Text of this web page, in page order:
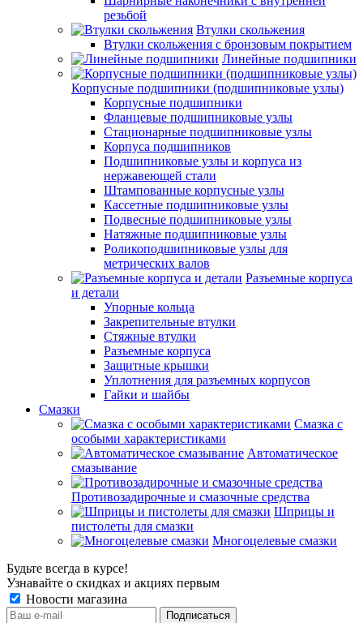
резьбой
Втулки скольжения
Втулки скольжения с бронзовым покрытием
Линейные подшипники
Корпусные подшипники (подшипниковые узлы)
Корпусные подшипники
Фланцевые подшипниковые узлы
Стационарные подшипниковые узлы
Корпуса подшипников
Подшипниковые узлы и корпуса из
нержавеющей стали
Штампованные корпусные узлы
Кассетные подшипниковые узлы
Подвесные подшипниковые узлы
Натяжные подшипниковые узлы
Роликоподшипниковые узлы для
метрических валов
Разъемные корпуса
и детали
Упорные кольца
Закрепительные втулки
Стяжные втулки
Разъемные корпуса
Защитные крышки
Уплотнения для разъемных корпусов
Гайки и шайбы
Смазки
Смазка с
особыми характеристиками
Автоматическое
смазывание
Противозадирочные и смазочные средства
Шприцы и
пистолеты для смазки
Многоцелевые смазки
Будьте всегда в курсе!
Узнавайте о скидках и акциях первым
Новости магазина